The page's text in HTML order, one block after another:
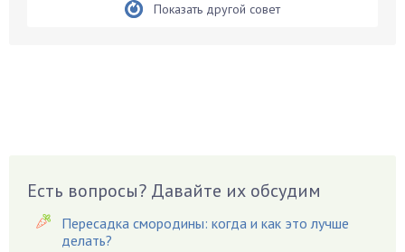
Вешенки
Виноград
Показать другой совет
Есть вопросы? Давайте их обсудим
Пересадка смородины: когда и как это лучше
делать?